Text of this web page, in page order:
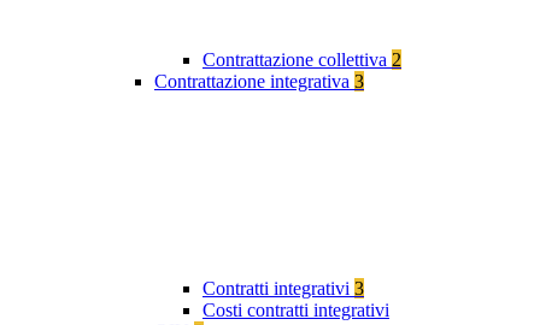
Contrattazione collettiva 2
Contrattazione integrativa 3
Contratti integrativi 3
Costi contratti integrativi